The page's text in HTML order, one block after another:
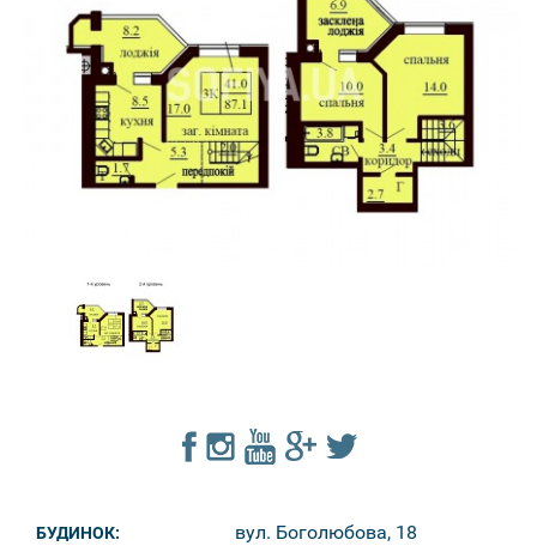
БУДИНОК: вул. Боголюбова, 18